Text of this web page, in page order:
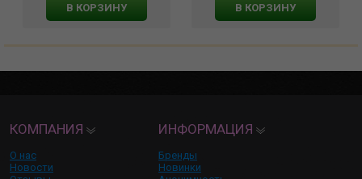
В КОРЗИНУ В КОРЗИНУ
КОМПАНИЯ
О нас
Новости
ИНФОРМАЦИЯ
Бренды
Новинки